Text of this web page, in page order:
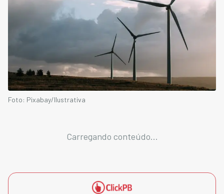
Foto: Pixabay/Ilustrativa
Carregando conteúdo...